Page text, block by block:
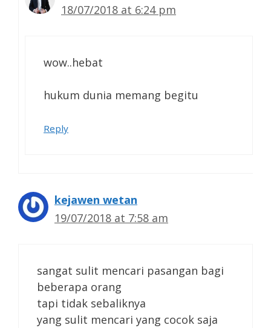
18/07/2018 at 6:24 pm
wow..hebat
hukum dunia memang begitu
Reply
kejawen wetan
19/07/2018 at 7:58 am
sangat sulit mencari pasangan bagi
beberapa orang
tapi tidak sebaliknya
yang sulit mencari yang cocok saja